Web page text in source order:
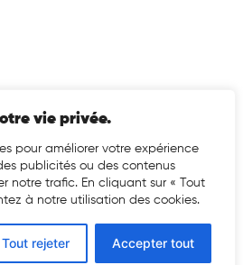
vie privée.
pour améliorer votre expérience
publicités ou des contenus
notre trafic. En cliquant sur « Tout
à notre utilisation des cookies.
Tout rejeter Accepter tout